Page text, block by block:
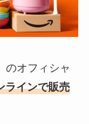
のオフィシャ
ラインで販売